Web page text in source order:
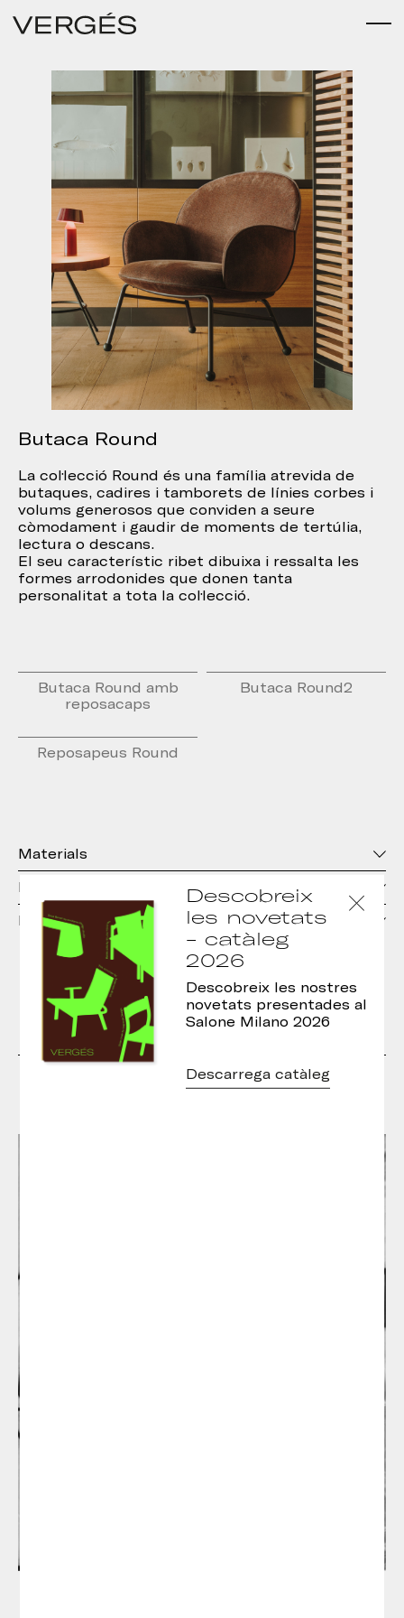
Butaca Round
La col·lecció Round és una família atrevida de
butaques, cadires i tamborets de línies corbes i
volums generosos que conviden a seure
còmodament i gaudir de moments de tertúlia,
lectura o descans.
El seu característic ribet dibuixa i ressalta les
formes arrodonides que donen tanta
personalitat a tota la col·lecció.
Butaca Round amb
reposacaps
Butaca Round2
Reposapeus Round
Materials
Dimensions
Descàrregues
Descobreix
les novetats
- catàleg
2026
Descobreix les nostres
novetats presentades al
Salone Milano 2026
Descarrega catàleg